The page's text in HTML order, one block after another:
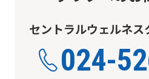
セントラルウェルネス
024-
to
to